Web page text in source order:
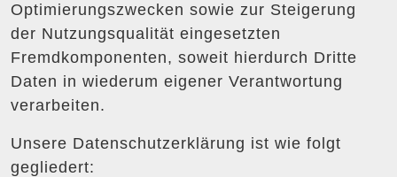
Optimierungszwecken sowie zur Steigerung
der Nutzungsqualität eingesetzten
Fremdkomponenten, soweit hierdurch Dritte
Daten in wiederum eigener Verantwortung
verarbeiten.
Unsere Datenschutzerklärung ist wie folgt
gegliedert: